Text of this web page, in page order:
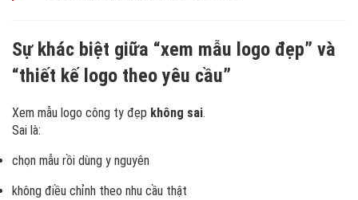
Sự khác biệt giữa “xem mẫu logo đẹp” và
“thiết kế logo theo yêu cầu”
Xem mẫu logo công ty đẹp không sai.
Sai là:
chọn mẫu rồi dùng y nguyên
không điều chỉnh theo nhu cầu thật